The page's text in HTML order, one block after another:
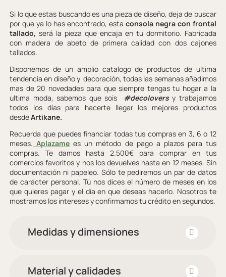
Si lo que estas buscando es una pieza de diseño, deja de buscar
por que ya lo has encontrado, esta consola negra con frontal
tallado, será la pieza que encaja en tu dormitorio. Fabricada
con madera de abeto de primera calidad con dos cajones
tallados.
Disponemos de un amplio catalogo de productos de ultima
tendencia en diseño y decoración, todas las semanas añadimos
mas de 20 novedades para que siempre tengas tu hogar a la
ultima moda, sabemos que sois
#decoloversy trabajamos
todos los días para hacerte llegar los mejores productos
desdeArtikane.
Recuerda que puedes financiar todas tus compras en 3, 6 o 12
meses. Aplazame es un método de pago a plazos para tus
compras. Te damos hasta 2.500€ para comprar en tus
comercios favoritos y nos los devuelves hasta en 12 meses. Sin
documentación ni papeleo. Sólo te pediremos un par de datos
de carácter personal. Tú nos dices el número de meses en los
que quieres pagar y el día en que deseas hacerlo. Nosotros te
mostramos los intereses y confirmamos tu crédito en segundos.
Medidas y dimensiones
Material y calidades